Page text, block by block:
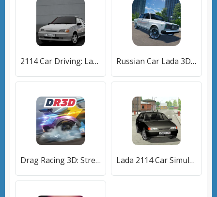
2114 Car Driving: Lada sedan [МОД Много денег] APK Android Russian Car Lada 3D [МОД Все открыто] APK Android
Drag Racing 3D: Streets 2 (Драг Рейсинг 3Д) [МОД Mega Pack] APK Android Lada 2114 Car Simulator [МОД Mega Pack] APK Android